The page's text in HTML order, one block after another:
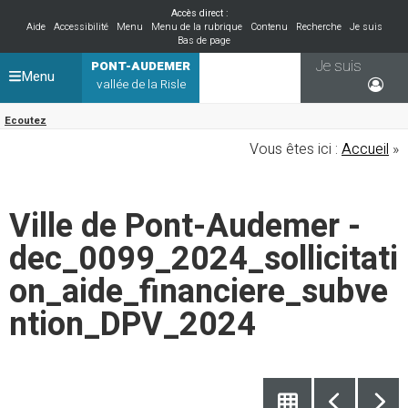
Accès direct :
Aide
Accessibilité Menu Menu de la rubrique Contenu Recherche
Je suis
Bas de page
PONT-AUDEMER
vallée de la Risle
Ecoutez
Je suis
Menu
Vous êtes ici : Accueil »
Ville de Pont-Audemer -
dec_0099_2024_sollicitati
on_aide_financiere_subve
ntion_DPV_2024